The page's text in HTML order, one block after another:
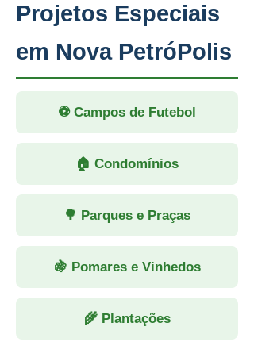
Projetos Especiais
em Nova PetróPolis
⚽ Campos de Futebol
🏠 Condomínios
🌳 Parques e Praças
🍇 Pomares e Vinhedos
🌾 Plantações